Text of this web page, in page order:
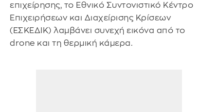
επιχείρησης, το Εθνικό Συντονιστικό Κέντρο
Επιχειρήσεων και Διαχείρισης Κρίσεων
(ΕΣΚΕΔΙΚ) λαμβάνει συνεχή εικόνα από το
drone και τη θερμική κάμερα.